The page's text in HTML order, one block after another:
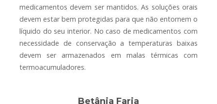
medicamentos devem ser mantidos. As soluções orais
devem estar bem protegidas para que não entornem o
líquido do seu interior. No caso de medicamentos com
necessidade de conservação a temperaturas baixas
devem ser armazenados em malas térmicas com
termoacumuladores.
Betânia Faria